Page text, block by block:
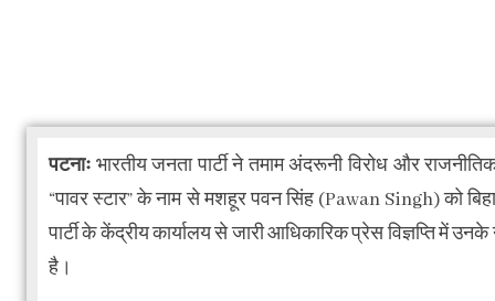
पटनाः भारतीय जनता पार्टी ने तमाम अंदरूनी विरोध और
“पावर स्टार” के नाम से मशहूर पवन सिंह (Pawan Singh) को
पार्टी के केंद्रीय कार्यालय से जारी आधिकारिक प्रेस विज्ञप्ति में
है।